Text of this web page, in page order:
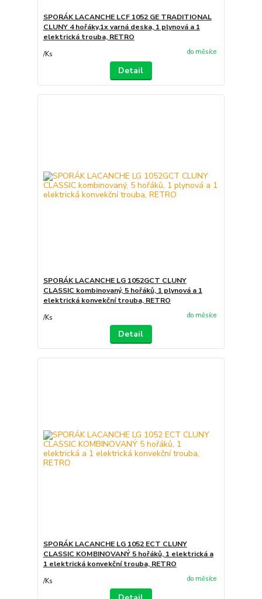
SPORÁK LACANCHE LCF 1052 GE TRADITIONAL
CLUNY 4 hořáky,1x varná deska, 1 plynová a 1
elektrická trouba, RETRO
/Ks do měsíce
Detail
SPORÁK LACANCHE LG 1052GCT CLUNY
CLASSIC kombinovaný, 5 hořáků, 1 plynová a 1
elektrická konvekční trouba, RETRO
/Ks do měsíce
Detail
SPORÁK LACANCHE LG 1052 ECT CLUNY
CLASSIC KOMBINOVANÝ 5 hořáků, 1 elektrická a
1 elektrická konvekční trouba, RETRO
/Ks do měsíce